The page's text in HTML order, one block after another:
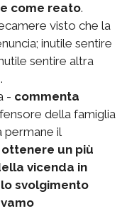
come reato.
visto che la
inutile sentire
sentire altra
- commenta
della famiglia
permane il
un più
vicenda in
svolgimento